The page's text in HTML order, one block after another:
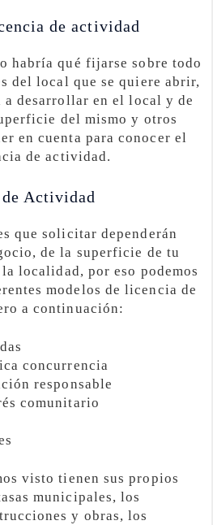
de actividad
habría qué fijarse sobre todo
del local que se quiere abrir,
desarrollar en el local y de
del mismo y otros
en cuenta para conocer el
de actividad.
Actividad
que solicitar dependerán
de la superficie de tu
localidad, por eso podemos
modelos de licencia de
a continuación:
concurrencia
responsable
comunitario
visto tienen sus propios
municipales, los
y obras, los